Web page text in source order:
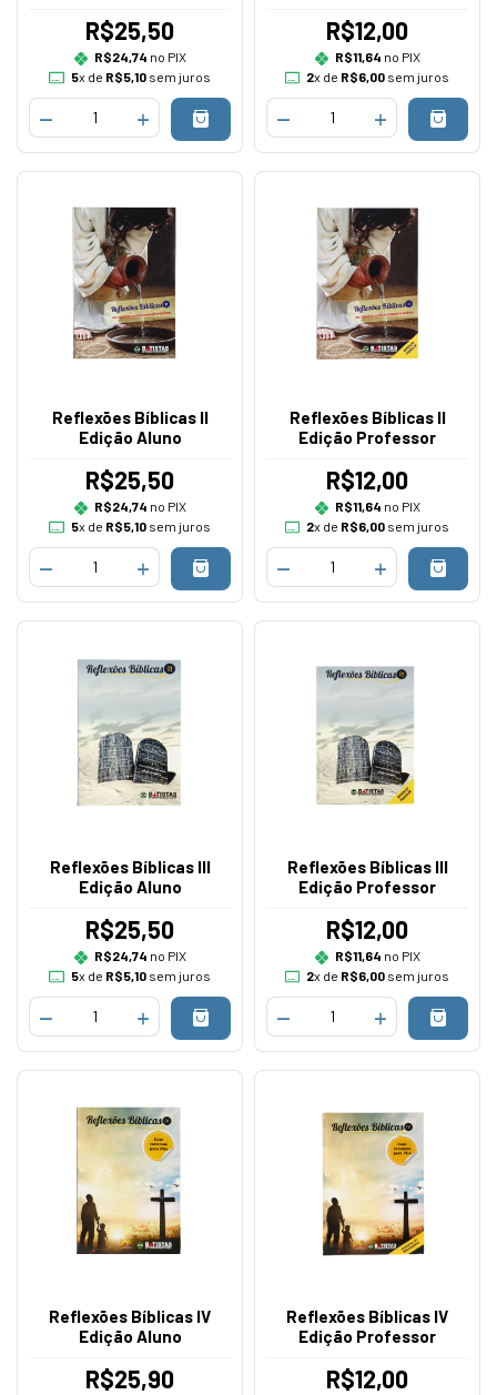
R$25,50
R$24,74 no PIX
5x de R$5,10sem juros
R$12,00
R$11,64 no PIX
2x de R$6,00 sem juros
Reflexões Bíblicas II
Edição Aluno
R$25,50
R$24,74 no PIX
5x de R$5,10sem juros
Reflexões Bíblicas II
Edição Professor
R$12,00
R$11,64 no PIX
2x de R$6,00 sem juros
Reflexões Bíblicas III
Edição Aluno
R$25,50
R$24,74 no PIX
5x de R$5,10sem juros
Reflexões Bíblicas III
Edição Professor
R$12,00
R$11,64 no PIX
2x de R$6,00 sem juros
Reflexões Bíblicas IV
Edição Aluno
R$25,90
Reflexões Bíblicas IV
Edição Professor
R$12,00